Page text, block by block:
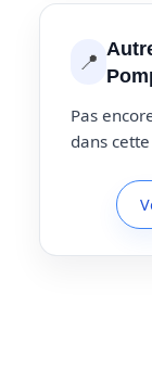
📍
Pas
dans